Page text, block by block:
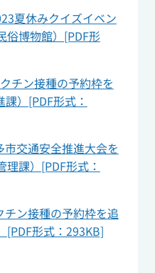
夏休みクイズイベン
俗博物館）[PDF形
チン接種の予約枠を
）[PDF形式：
交通安全推進大会を
課）[PDF形式：
ン接種の予約枠を追
[PDF形式：293KB]